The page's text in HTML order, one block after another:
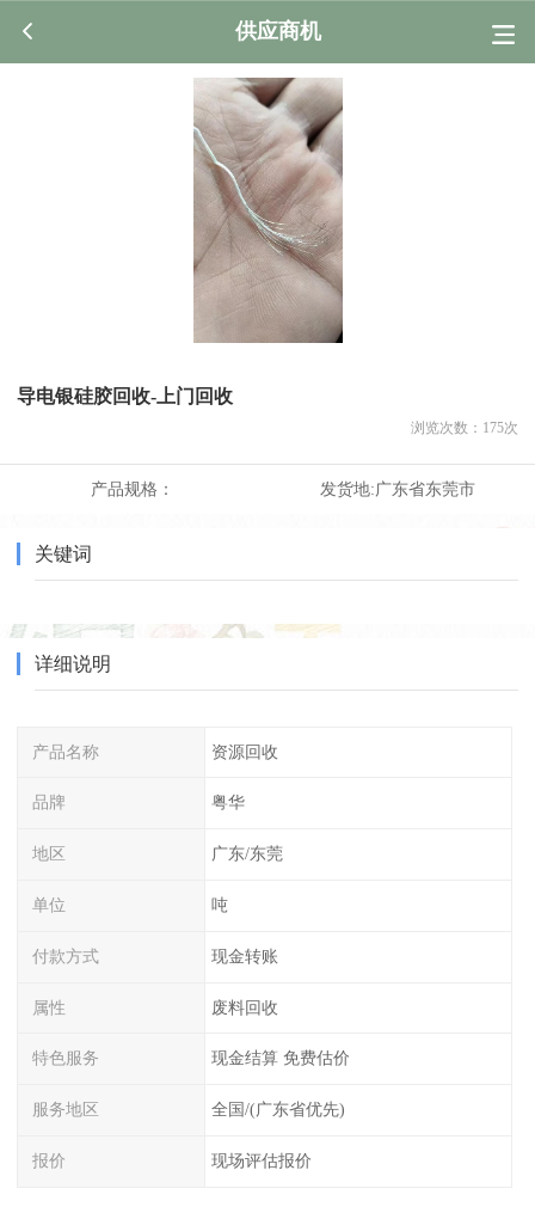
供应商机
导电银硅胶回收-上门回收
浏览次数： 175次
产品规格： 发货地:广东省东莞市
关键词
详细说明
产品名称 资源回收
品牌 粤华
地区 广东/东莞
单位 吨
付款方式 现金转账
属性 废料回收
特色服务 现金结算 免费估价
服务地区 全国/(广东省优先)
报价 现场评估报价